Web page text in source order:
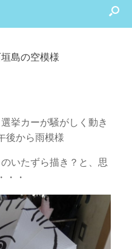
島の空模様
挙カーが騒がしく動き
後から雨模様
いたずら描き？と、思
・・